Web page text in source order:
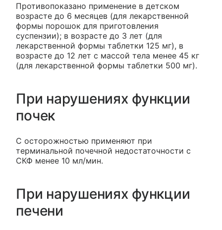
Противопоказано применение в детском
возрасте до 6 месяцев (для лекарственной
формы порошок для приготовления
суспензии); в возрасте до 3 лет (для
лекарственной формы таблетки 125 мг), в
возрасте до 12 лет с массой тела менее 45 кг
(для лекарственной формы таблетки 500 мг).
При нарушениях функции
почек
С осторожностью применяют при
терминальной почечной недостаточности с
СКФ менее 10 мл/мин.
При нарушениях функции
печени